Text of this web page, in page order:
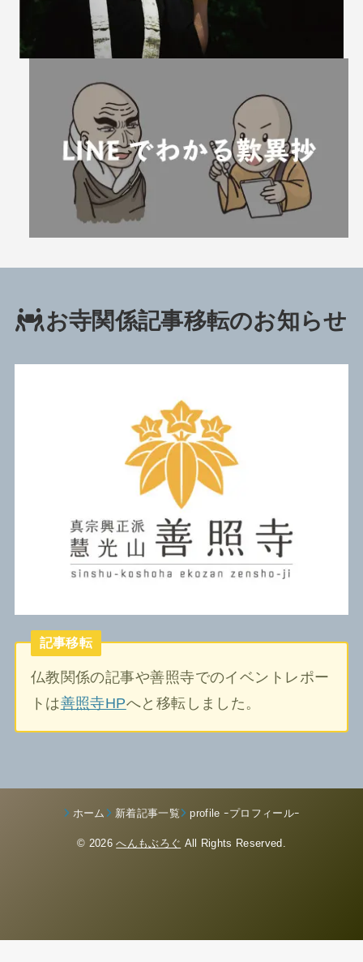
お寺関係記事移転のお知らせ
記事移転
仏教関係の記事や善照寺でのイベントレポー
トは善照寺HPへと移転しました。
ホーム 新着記事一覧 profile ｰプロフィールｰ
© 2026へんもぶろぐ All Rights Reserved.